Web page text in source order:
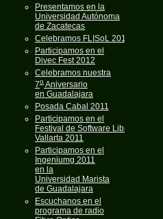
Presentamos en la
Universidad Autónoma
de Zacatecas
Celebramos FLISoL 2012
Participamos en el
Divec Fest 2012
Celebramos nuestra
7oAniversario
en Guadalajara
Posada Cabal 2011
Participamos en el
Festival de Software Libre
Vallarta 2011
Participamos en el
Ingeniumg 2011
en la
Universidad Marista
de Guadalajara
Escuchanos en el
programa de radio